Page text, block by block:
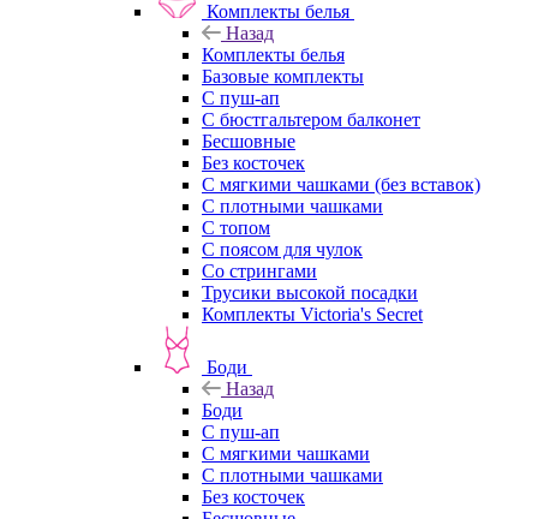
Комплекты белья
Назад
Комплекты белья
Базовые комплекты
С пуш-ап
С бюстгальтером балконет
Бесшовные
Без косточек
С мягкими чашками (без вставок)
С плотными чашками
С топом
С поясом для чулок
Со стрингами
Трусики высокой посадки
Комплекты Victoria's Secret
Боди
Назад
Боди
С пуш-ап
С мягкими чашками
С плотными чашками
Без косточек